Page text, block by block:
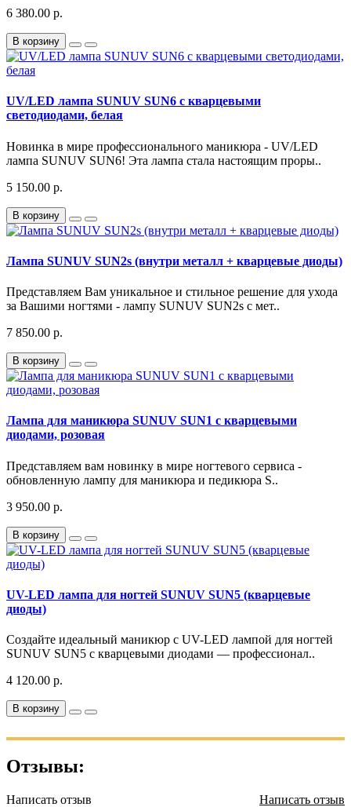
6 380.00 р.
В корзину
UV/LED лампа SUNUV SUN6 с кварцевыми
светодиодами, белая
Новинка в мире профессионального маникюра - UV/LED
лампа SUNUV SUN6! Эта лампа стала настоящим проры..
5 150.00 р.
В корзину
Лампа SUNUV SUN2s (внутри металл + кварцевые диоды)
Представляем Вам уникальное и стильное решение для ухода
за Вашими ногтями - лампу SUNUV SUN2s с мет..
7 850.00 р.
В корзину
Лампа для маникюра SUNUV SUN1 с кварцевыми
диодами, розовая
Представляем вам новинку в мире ногтевого сервиса -
обновленную лампу для маникюра и педикюра S..
3 950.00 р.
В корзину
UV-LED лампа для ногтей SUNUV SUN5 (кварцевые
диоды)
Создайте идеальный маникюр с UV-LED лампой для ногтей
SUNUV SUN5 с кварцевыми диодами — профессионал..
4 120.00 р.
В корзину
Отзывы:
Написать отзыв
Написать отзыв